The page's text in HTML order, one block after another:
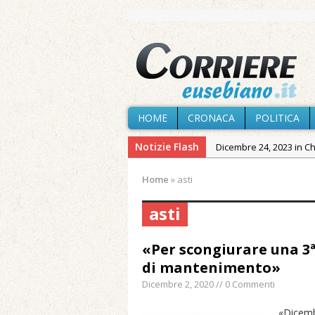
HOME CRONACA POLITICA
Notizie Flash Dicembre 24, 2023 in
Agosto 7, 2026 in
Agosto 7, 2026 in
provvisoria»
Agosto 7, 2026 in
Home » asti
asti
«Per scongiurare una
di mantenimento»
Dicembre 2, 2020 // 0 Commenti